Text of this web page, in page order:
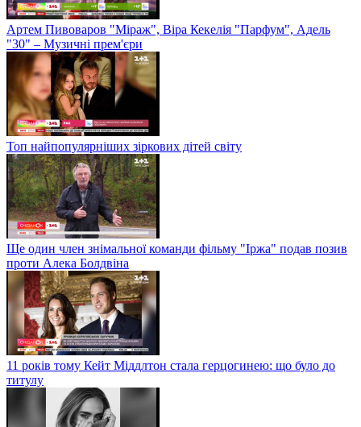
Артем Пивоваров "Міраж", Віра Кекелія "Парфум", Адель
"30" – Музичні прем'єри
Топ найпопулярніших зіркових дітей світу
Ще один член знімальної команди фільму "Іржа" подав позив
проти Алека Болдвіна
11 років тому Кейт Міддлтон стала герцогинею: що було до
титулу